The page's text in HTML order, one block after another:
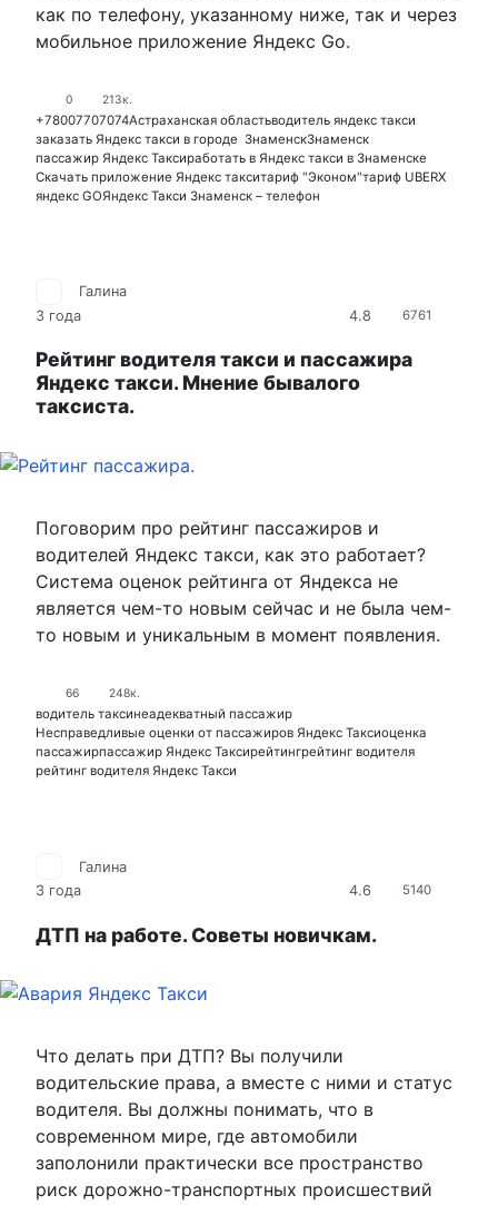
как по телефону, указанному ниже, так и через
мобильное приложение Яндекс Go.
0 213к.
+78007707074Астраханская областьводитель яндекс такси
заказать Яндекс такси в городе ЗнаменскЗнаменск
пассажир Яндекс Таксиработать в Яндекс такси в Знаменске
Скачать приложение Яндекс такситариф "Эконом"тариф UBERX
яндекс GOЯндекс Такси Знаменск – телефон
6761
4.8
Галина
3 года
Рейтинг водителя такси и пассажира
Яндекс такси. Мнение бывалого
таксиста.
Поговорим про рейтинг пассажиров и
водителей Яндекс такси, как это работает⁠⁠?
Система оценок рейтинга от Яндекса не
является чем-то новым сейчас и не была чем-
то новым и уникальным в момент появления.
66 248к.
водитель таксинеадекватный пассажир
Несправедливые оценки от пассажиров Яндекс Таксиоценка
пассажирпассажир Яндекс Таксирейтингрейтинг водителя
рейтинг водителя Яндекс Такси
5140
4.6
Галина
3 года
ДТП на работе. Советы новичкам.
Что делать при ДТП? Вы получили
водительские права, а вместе с ними и статус
водителя. Вы должны понимать, что в
современном мире, где автомобили
заполонили практически все пространство
риск дорожно-транспортных происшествий